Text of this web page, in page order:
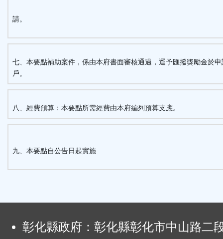
請。
七、本要點補助案件，係由本府書面審核通過，逕予匯撥獎勵金於
戶。
八、經費預算：本要點所需經費由本府編列預算支應。
九、本要點自公告日起實施
彰化縣政府：彰化縣彰化市中山路二